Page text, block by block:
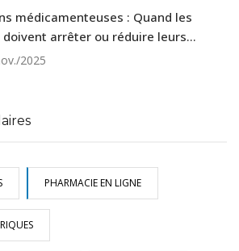
médicamenteuses : Quand les
doivent arrêter ou réduire leurs
2025
PHARMACIE EN LIGNE